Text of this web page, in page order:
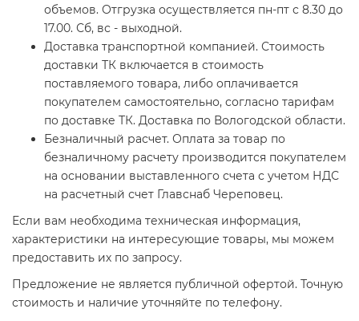
объемов. Отгрузка осуществляется пн-пт с 8.30 до
17.00. Сб, вс - выходной.
Доставка транспортной компанией. Стоимость
доставки ТК включается в стоимость
поставляемого товара, либо оплачивается
покупателем самостоятельно, согласно тарифам
по доставке ТК. Доставка по Вологодской области.
Безналичный расчет. Оплата за товар по
безналичному расчету производится покупателем
на основании выставленного счета с учетом НДС
на расчетный счет Главснаб Череповец.
Если вам необходима техническая информация,
характеристики на интересующие товары, мы можем
предоставить их по запросу.
Предложение не является публичной офертой. Точную
стоимость и наличие уточняйте по телефону.